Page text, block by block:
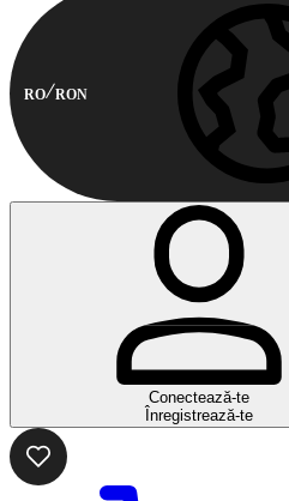
RO RON
Conectează-te
Înregistrează-te